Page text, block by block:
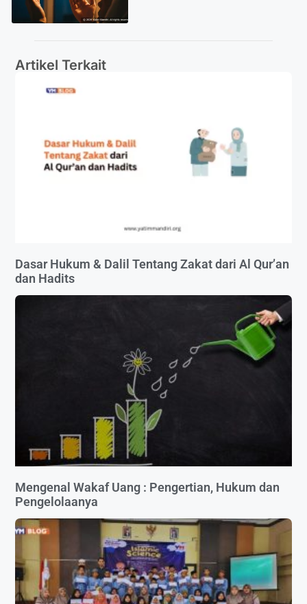
Artikel Terkait
Dasar Hukum & Dalil Tentang Zakat dari Al Qur’an
dan Hadits
Mengenal Wakaf Uang : Pengertian, Hukum dan
Pengelolaanya